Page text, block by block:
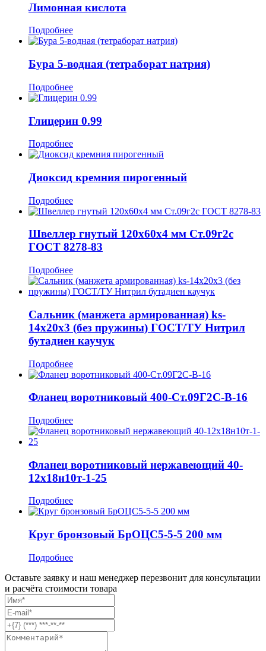
Лимонная кислота
Подробнее
Бура 5-водная (тетраборат натрия)
Подробнее
Глицерин 0.99
Подробнее
Диоксид кремния пирогенный
Подробнее
Швеллер гнутый 120x60x4 мм Ст.09г2с
ГОСТ 8278-83
Подробнее
Сальник (манжета армированная) ks-
14x20x3 (без пружины) ГОСТ/ТУ Нитрил
бутадиен каучук
Подробнее
Фланец воротниковый 400-Ст.09Г2С-В-16
Подробнее
Фланец воротниковый нержавеющий 40-
12х18н10т-1-25
Подробнее
Круг бронзовый БрОЦС5-5-5 200 мм
Подробнее
Оставьте заявку и наш менеджер перезвонит для консультации
и расчёта стоимости товара